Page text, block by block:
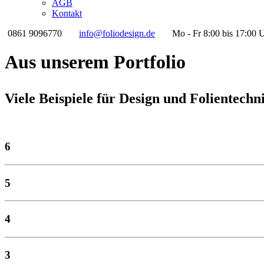
AGB
Kontakt
0861 9096770
info@foliodesign.de Mo - Fr 8:00 bis 17:00
Aus unserem Portfolio
Viele Beispiele für Design und
6
5
4
3